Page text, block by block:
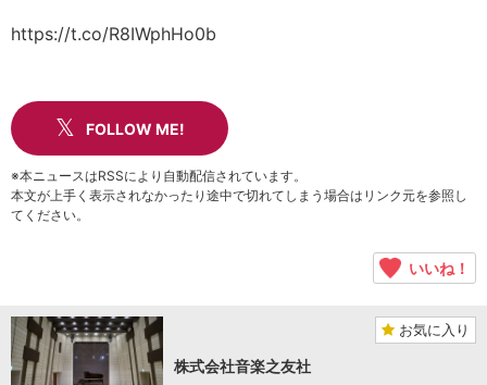
https://t.co/R8IWphHo0b
FOLLOW ME!
※本ニュースはRSSにより自動配信されています。
本文が上手く表示されなかったり途中で切れてしまう場合はリンク元を参照し
てください。
いいね！
お気に入り
株式会社音楽之友社